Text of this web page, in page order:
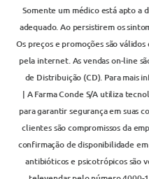
Somente um médico está apto a
adequado. Ao persistirem os
Os preços e promoções são
pela internet. As vendas on-line
de Distribuição (CD). Para mais
| A Farma Conde S/A utiliza
para garantir segurança em suas
clientes são compromissos da
confirmação de disponibilidade
antibióticos e psicotrópicos são